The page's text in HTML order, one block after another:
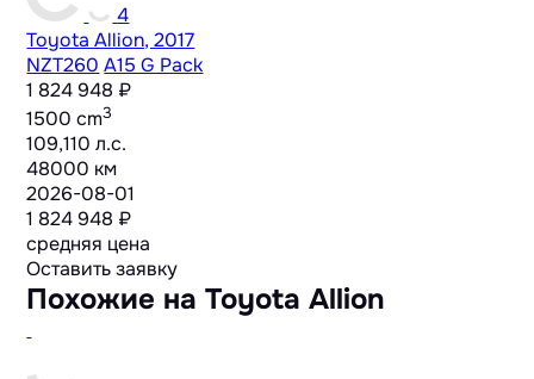
4
Toyota Allion, 2017
NZT260 A15 G Pack
1 824 948 ₽
1500 cm3
109,110 л.с.
48000 км
2026-08-01
1 824 948 ₽
средняя цена
Оставить заявку
Похожие на Toyota Allion